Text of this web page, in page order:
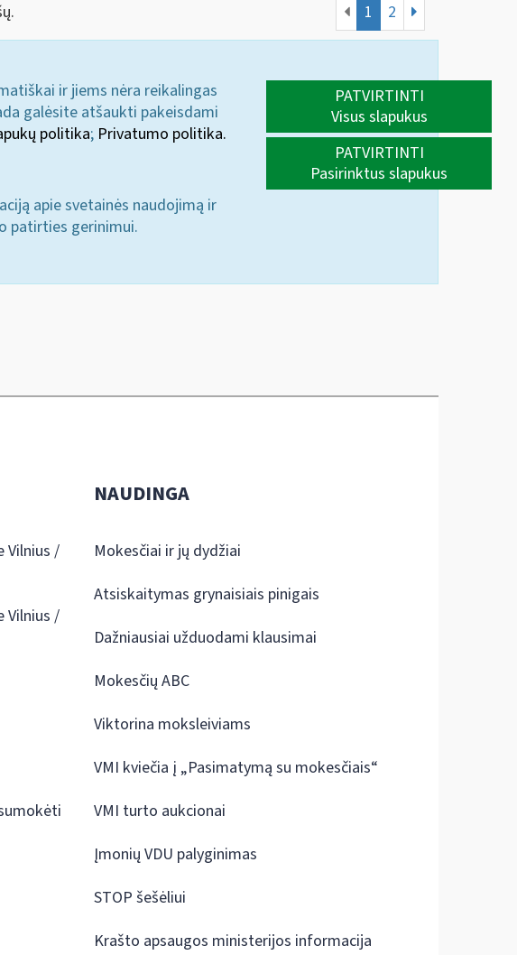
1 2
ir jiems nėra reikalingas
galėsite atšaukti pakeisdami
politika; Privatumo politika.
apie svetainės naudojimą ir
patirties gerinimui.
PATVIRTINTI
Visus slapukus
PATVIRTINTI
Pasirinktus slapukus
Vilnius /
Vilnius /
NAUDINGA
Mokesčiai ir jų dydžiai
Atsiskaitymas grynaisiais pinigais
Dažniausiai užduodami klausimai
Mokesčių ABC
Viktorina moksleiviams
VMI kviečia į „Pasimatymą su mokesčiais“
VMI turto aukcionai
Įmonių VDU palyginimas
STOP šešėliui
Krašto apsaugos ministerijos informacija